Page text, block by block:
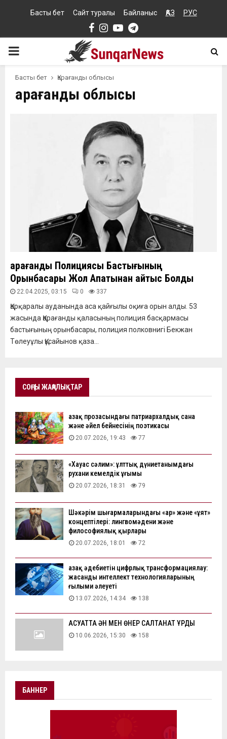
Басты бет Сайт туралы Байланыс ҚАЗ РУС
Facebook
Instagram
YoutubeTelegram
PRIMARY
MENU
Басты бет Қарағанды облысы
Қарағанды облысы
Қарағанды Полициясы Бастығының
Орынбасары Жол Апатынан Қайтыс Болды
22.04.2025, 03:15 0 337
Қарқаралы ауданында аса қайғылы оқиға орын алды. 53
жасында Қарағанды қаласының полиция басқармасы
бастығының орынбасары, полиция полковнигі Бекжан
Төлеуұлы Құсайынов қаза...
СОҢҒЫ ЖАҢАЛЫҚТАР
Қазақ прозасындағы патриархалдық сана
және әйел бейнесінің поэтикасы
20.07.2026, 19:43 77
«Хауас сәлим»: ұлттық дүниетанымдағы
рухани кемелдік ұғымы
20.07.2026, 18:31 79
Шәкәрім шығармаларындағы «ар» және «ұят»
концептілері: лингвомәдени және
философиялық қырлары
20.07.2026, 18:01 72
Қазақ әдебиетін цифрлық трансформациялау:
жасанды интеллект технологияларының
ғылыми әлеуеті
13.07.2026, 14:34 138
АҚСУАТТА ӘН МЕН ӨНЕР САЛТАНАТ ҚҰРДЫ
10.06.2026, 15:30 158
БАННЕР